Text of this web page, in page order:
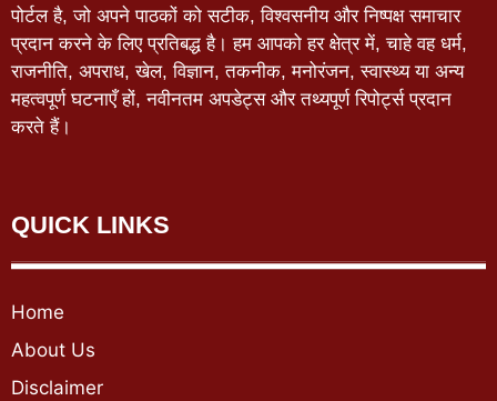
पोर्टल है, जो अपने पाठकों को सटीक, विश्वसनीय और निष्पक्ष समाचार
प्रदान करने के लिए प्रतिबद्ध है। हम आपको हर क्षेत्र में, चाहे वह धर्म,
राजनीति, अपराध, खेल, विज्ञान, तकनीक, मनोरंजन, स्वास्थ्य या अन्य
महत्वपूर्ण घटनाएँ हों, नवीनतम अपडेट्स और तथ्यपूर्ण रिपोर्ट्स प्रदान
करते हैं।
QUICK LINKS
Home
About Us
Disclaimer